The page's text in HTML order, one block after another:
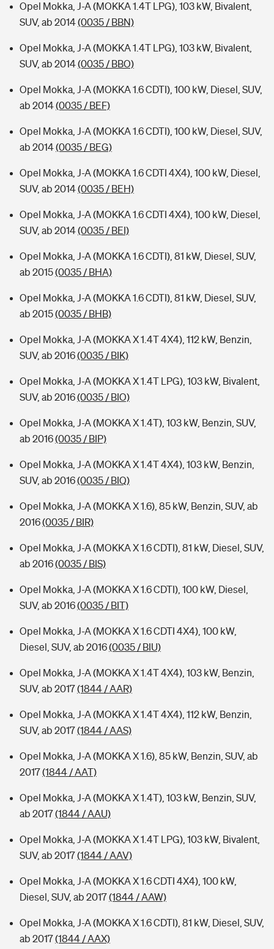
Opel Mokka, J-A (MOKKA 1.4T LPG), 103 kW, Bivalent,
SUV, ab 2014(0035 / BBN)
Opel Mokka, J-A (MOKKA 1.4T LPG), 103 kW, Bivalent,
SUV, ab 2014(0035 / BBO)
Opel Mokka, J-A (MOKKA 1.6 CDTI), 100 kW, Diesel, SUV,
ab 2014(0035 / BEF)
Opel Mokka, J-A (MOKKA 1.6 CDTI), 100 kW, Diesel, SUV,
ab 2014(0035 / BEG)
Opel Mokka, J-A (MOKKA 1.6 CDTI 4X4), 100 kW, Diesel,
SUV, ab 2014(0035 / BEH)
Opel Mokka, J-A (MOKKA 1.6 CDTI 4X4), 100 kW, Diesel,
SUV, ab 2014(0035 / BEI)
Opel Mokka, J-A (MOKKA 1.6 CDTI), 81 kW, Diesel, SUV,
ab 2015(0035 / BHA)
Opel Mokka, J-A (MOKKA 1.6 CDTI), 81 kW, Diesel, SUV,
ab 2015(0035 / BHB)
Opel Mokka, J-A (MOKKA X 1.4T 4X4), 112 kW, Benzin,
SUV, ab 2016(0035 / BIK)
Opel Mokka, J-A (MOKKA X 1.4T LPG), 103 kW, Bivalent,
SUV, ab 2016(0035 / BIO)
Opel Mokka, J-A (MOKKA X 1.4T), 103 kW, Benzin, SUV,
ab 2016(0035 / BIP)
Opel Mokka, J-A (MOKKA X 1.4T 4X4), 103 kW, Benzin,
SUV, ab 2016(0035 / BIQ)
Opel Mokka, J-A (MOKKA X 1.6), 85 kW, Benzin, SUV, ab
2016(0035 / BIR)
Opel Mokka, J-A (MOKKA X 1.6 CDTI), 81 kW, Diesel, SUV,
ab 2016(0035 / BIS)
Opel Mokka, J-A (MOKKA X 1.6 CDTI), 100 kW, Diesel,
SUV, ab 2016(0035 / BIT)
Opel Mokka, J-A (MOKKA X 1.6 CDTI 4X4), 100 kW,
Diesel, SUV, ab 2016(0035 / BIU)
Opel Mokka, J-A (MOKKA X 1.4T 4X4), 103 kW, Benzin,
SUV, ab 2017(1844 / AAR)
Opel Mokka, J-A (MOKKA X 1.4T 4X4), 112 kW, Benzin,
SUV, ab 2017(1844 / AAS)
Opel Mokka, J-A (MOKKA X 1.6), 85 kW, Benzin, SUV, ab
2017(1844 / AAT)
Opel Mokka, J-A (MOKKA X 1.4T), 103 kW, Benzin, SUV,
ab 2017(1844 / AAU)
Opel Mokka, J-A (MOKKA X 1.4T LPG), 103 kW, Bivalent,
SUV, ab 2017(1844 / AAV)
Opel Mokka, J-A (MOKKA X 1.6 CDTI 4X4), 100 kW,
Diesel, SUV, ab 2017(1844 / AAW)
Opel Mokka, J-A (MOKKA X 1.6 CDTI), 81 kW, Diesel, SUV,
ab 2017(1844 / AAX)